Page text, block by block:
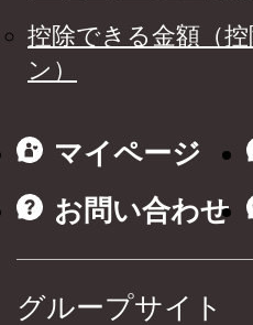
控除できる金額（
ン）
マイページ
お問い合わせ
グループサイト